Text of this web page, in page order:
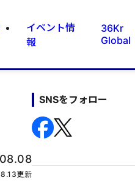
イベント情
報
36Kr
Global
更新
SNSをフォロー